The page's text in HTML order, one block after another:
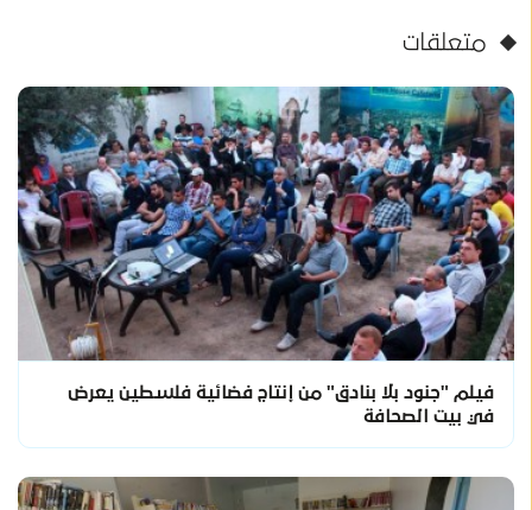
متعلقات
فيلم "جنود بلا بنادق" من إنتاج فضائية فلسطين يعرض
في بيت الصحافة